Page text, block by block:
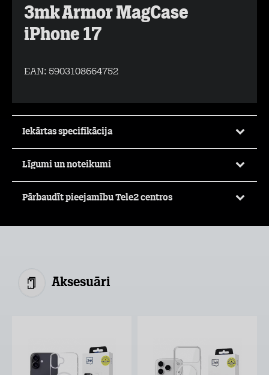
3mk Armor MagCase
iPhone 17
EAN: 5903108664752
Iekārtas specifikācija
Līgumi un noteikumi
Pārbaudīt pieejamību Tele2 centros
Aksesuāri